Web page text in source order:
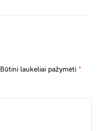
Būtini laukeliai pažymėti *